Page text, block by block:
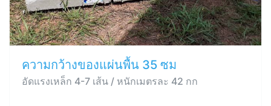
ความกว้างของแผ่นพื้น 35 ซม
อัดแรงเหล็ก 4-7 เส้น / หนักเมตรละ 42 กก